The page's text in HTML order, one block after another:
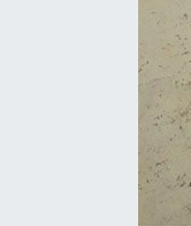
Kültür Sanat
Magazin
Öğle Bülteni